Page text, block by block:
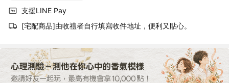
支援LINE Pay
[宅配商品]由收禮者自行填寫收件地址，便利又貼心。